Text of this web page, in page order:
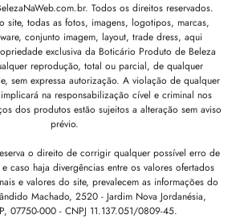
Todos os direitos reservados.
site, todas as fotos, imagens, logotipos, marcas,
conjunto imagem, layout, trade dress, aqui
exclusiva da Boticário Produto de Beleza
reprodução, total ou parcial, de qualquer
sem expressa autorização. A violação de qualquer
na responsabilização cível e criminal nos
dos produtos estão sujeitos a alteração sem aviso
prévio.
o direito de corrigir qualquer possível erro de
caso haja divergências entre os valores ofertados
e valores do site, prevalecem as informações do
Machado, 2520 - Jardim Nova Jordanésia,
07750-000 - CNPJ 11.137.051/0809-45.